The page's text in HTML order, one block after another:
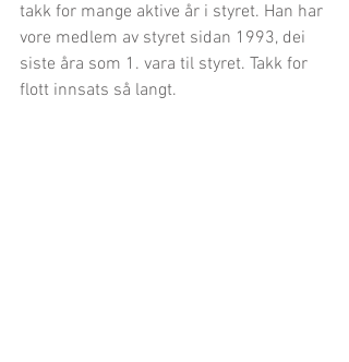
takk for mange aktive år i styret. Han har
vore medlem av styret sidan 1993, dei
siste åra som 1. vara til styret. Takk for
flott innsats så langt.